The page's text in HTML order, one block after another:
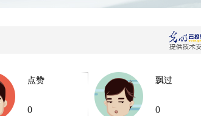
点赞
0
飘过
0